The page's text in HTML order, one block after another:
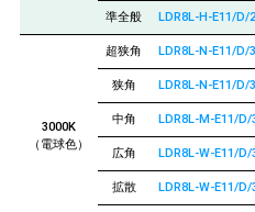
準全般 LDR8L-H-E11/D/
3000K
（電球色）
超狭角 LDR8L-N-E11/D/
狭角 LDR8L-N-E11/D/
中角 LDR8L-M-E11/
広角 LDR8L-W-E11/
拡散 LDR8L-W-E11/